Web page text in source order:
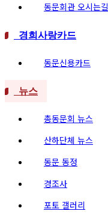
동문회관 오시는길
경희사랑카드
동문신용카드
뉴스
총동문회 뉴스
산하단체 뉴스
동문 동정
경조사
포토 갤러리